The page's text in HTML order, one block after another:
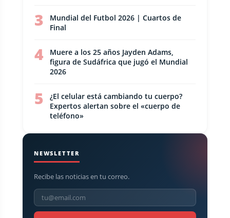
3
Mundial del Futbol 2026 | Cuartos de
Final
4
Muere a los 25 años Jayden Adams,
figura de Sudáfrica que jugó el Mundial
2026
5
¿El celular está cambiando tu cuerpo?
Expertos alertan sobre el «cuerpo de
teléfono»
NEWSLETTER
Recibe las noticias en tu correo.